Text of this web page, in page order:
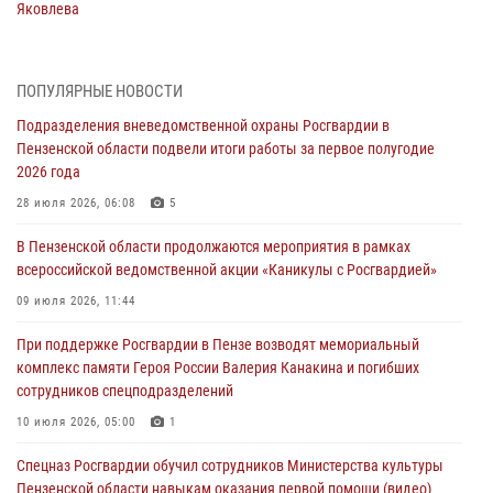
Яковлева
Сотрудники пензенского ОМОН «Страж» познакомили участников
05 августа 2026, 06:15
В Пензе сотрудники Росгвардии оказали помощь
дезориентированному пенсионеру
В Пензе при силовой поддержке Росгвардии пресечена
деятельность ОПГ, маскировавшейся под реабилитационный центр
04 августа 2026, 07:05 4
В Управлении Росгвардии по Пензенской области подвели итоги
работы за первое полугодие 2026 года
ПОПУЛЯРНЫЕ НОВОСТИ
Подразделения вневедомственной охраны Росгвардии в
Пензенской области подвели итоги работы за первое полугодие
2026 года
28 июля 2026, 06:08 5
В Пензенской области продолжаются мероприятия в рамках
всероссийской ведомственной акции «Каникулы с Росгвардией»
09 июля 2026, 11:44
При поддержке Росгвардии в Пензе возводят мемориальный
комплекс памяти Героя России Валерия Канакина и погибших
сотрудников спецподразделений
10 июля 2026, 05:00 1
Спецназ Росгвардии обучил сотрудников Министерства культуры
Пензенской области навыкам оказания первой помощи (видео)